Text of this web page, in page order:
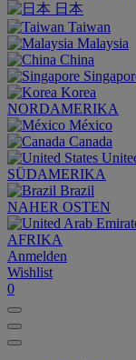
日本
Taiwan
Malaysia
China
Korea
NORDAMERIKA
México
Canada
SÜDAMERIKA
Brazil
NAHER OSTEN
AFRIKA
Anmelden
Wishlist
0